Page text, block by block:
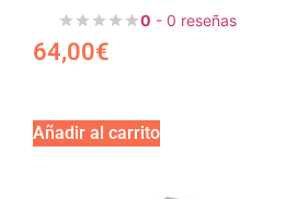
0 - 0 reseñas
64,00€
Añadir al carrito